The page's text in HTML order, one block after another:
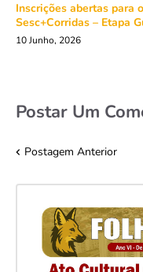
Inscrições abertas para o
Sesc+Corridas – Etapa
10 Junho, 2026
Postar Um
Postagem Anterior